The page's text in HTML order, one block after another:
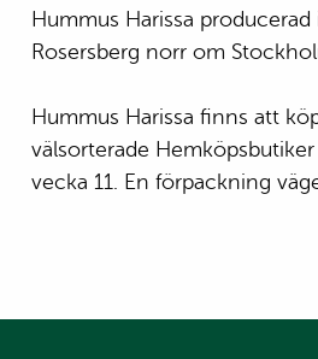
Hummus Harissa
Rosersberg norr om
Hummus Harissa finns att
välsorterade
vecka 11. En förpackning